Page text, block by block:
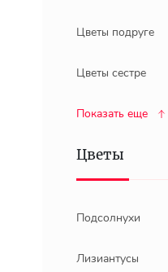
Цветы подруге
Цветы сестре
Показать еще
Цветы
Подсолнухи
Лизиантусы